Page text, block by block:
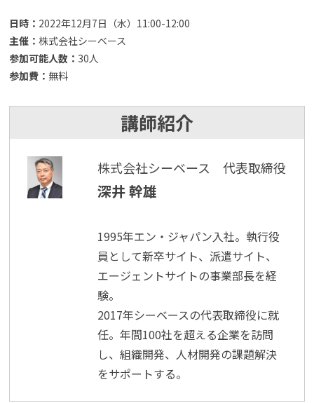
日時： 2022年12月7日（水）11:00-12:00
主催： 株式会社シーベース
参加可能人数： 30人
参加費： 無料
講師紹介
株式会社シーベース 代表取締役
深井 幹雄
1995年エン・ジャパン入社。執行役
員として新卒サイト、派遣サイト、
エージェントサイトの事業部長を経
験。
2017年シーベースの代表取締役に就
任。年間100社を超える企業を訪問
し、組織開発、人材開発の課題解決
をサポートする。